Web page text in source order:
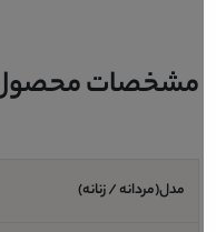
مشخصات محصول
مدل(مردانه / زنانه)